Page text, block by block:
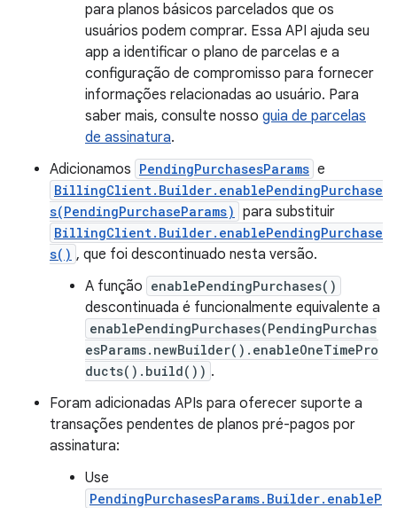
para planos básicos parcelados que os
usuários podem comprar. Essa API ajuda seu
app a identificar o plano de parcelas e a
configuração de compromisso para fornecer
informações relacionadas ao usuário. Para
saber mais, consulte nosso guia de parcelas
de assinatura.
Adicionamos PendingPurchasesParams e
BillingClient.Builder.enablePendingPurchase
s(PendingPurchaseParams) para substituir
BillingClient.Builder.enablePendingPurchase
s() , que foi descontinuado nesta versão.
A função enablePendingPurchases()
descontinuada é funcionalmente equivalente a
enablePendingPurchases(PendingPurchas
esParams.newBuilder().enableOneTimePro
ducts().build()) .
Foram adicionadas APIs para oferecer suporte a
transações pendentes de planos pré-pagos por
assinatura:
Use
PendingPurchasesParams.Builder.enableP